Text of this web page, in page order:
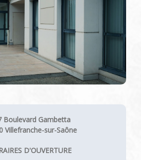
Boulevard Gambetta
Villefranche-sur-Saône
D'OUVERTURE